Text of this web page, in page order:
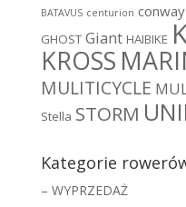
BATAVUS centurion conway
GHOST Giant HAIBIKE
KROSS
MULITICYCLE
Stella STORM
Kategorie
– WYPRZEDAŻ